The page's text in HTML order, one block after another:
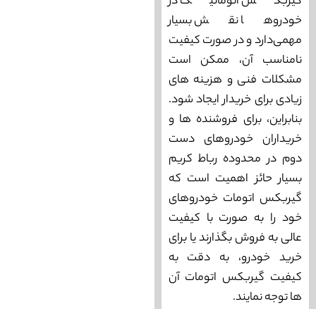
خودروها نقش بسیار
مهمی‌دارد و در صورت کیفیت
نامناسب آن، ممکن است
مشکلات فنی و هزینه‌ های
زیادی برای خریدار ایجاد شود.
بنابراین، برای فروشنده ‌ها و
خریداران خودروهای دست
دوم در محدوده رباط کریم
بسیار حائز اهمیت است که
گیربکس اتومات خودروهای
خود را به صورت با کیفیت
عالی به فروش بگذارند یا برای
خرید خودرو، به دقت به
کیفیت گیربکس اتومات آن
‌ها توجه نمایند.